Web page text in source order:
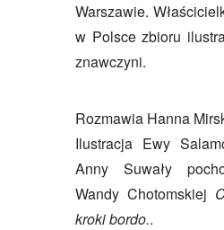
Warszawie.
w Polsce zbioru
znawczyni.
Rozmawia Hanna
Ilustracja Ewy
Anny Suwały
Wandy Chotomskiej
kroki bordo..